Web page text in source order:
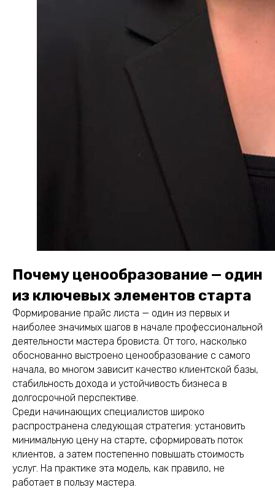
Почему ценообразование — один
из ключевых элементов старта
Формирование прайс листа — один из первых и
наиболее значимых шагов в начале профессиональной
деятельности мастера бровиста. От того, насколько
обоснованно выстроено ценообразование с самого
начала, во многом зависит качество клиентской базы,
стабильность дохода и устойчивость бизнеса в
долгосрочной перспективе.
Среди начинающих специалистов широко
распространена следующая стратегия: установить
минимальную цену на старте, сформировать поток
клиентов, а затем постепенно повышать стоимость
услуг. На практике эта модель, как правило, не
работает в пользу мастера.